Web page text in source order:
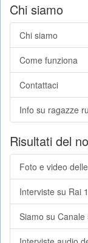
Chi siamo
Chi siamo
Come funziona
Contattaci
Info su ragazze
Risultati del
Foto e video
Interviste su Rai 1
Siamo su Canale